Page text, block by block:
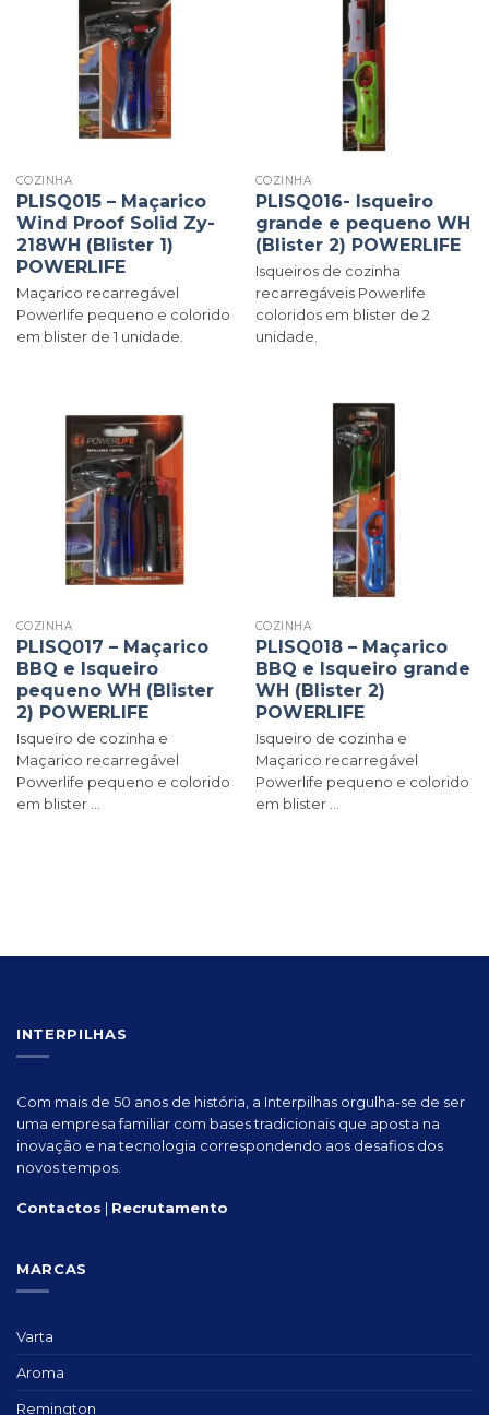
COZINHA
PLISQ015 – Maçarico
Wind Proof Solid Zy-
218WH (Blister 1)
POWERLIFE
Maçarico recarregável
Powerlife pequeno e colorido
em blister de 1 unidade.
COZINHA
PLISQ016- Isqueiro
grande e pequeno WH
(Blister 2) POWERLIFE
Isqueiros de cozinha
recarregáveis Powerlife
coloridos em blister de 2
unidade.
COZINHA
PLISQ017 – Maçarico
BBQ e Isqueiro
pequeno WH (Blister
2) POWERLIFE
Isqueiro de cozinha e
Maçarico recarregável
Powerlife pequeno e colorido
em blister ...
COZINHA
PLISQ018 – Maçarico
BBQ e Isqueiro grande
WH (Blister 2)
POWERLIFE
Isqueiro de cozinha e
Maçarico recarregável
Powerlife pequeno e colorido
em blister ...
INTERPILHAS
Com mais de 50 anos de história, a Interpilhas orgulha-se de ser
uma empresa familiar com bases tradicionais que aposta na
inovação e na tecnologia correspondendo aos desafios dos
novos tempos.
Contactos | Recrutamento
MARCAS
Varta
Aroma
Remington